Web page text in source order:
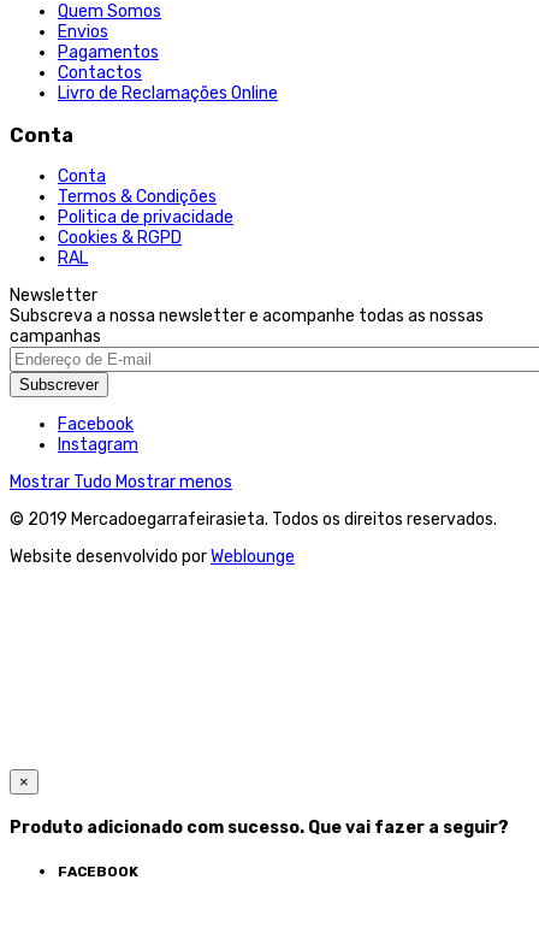
Quem Somos
Envios
Pagamentos
Contactos
Livro de Reclamações Online
Conta
Conta
Termos & Condições
Politica de privacidade
Cookies & RGPD
RAL
Newsletter
Subscreva a nossa newsletter e acompanhe todas as nossas
campanhas
Subscrever
Facebook
Instagram
Mostrar Tudo Mostrar menos
© 2019 Mercadoegarrafeirasieta. Todos os direitos reservados.
Website desenvolvido porWeblounge
×
Produto adicionado com sucesso. Que vai fazer a seguir?
FACEBOOK